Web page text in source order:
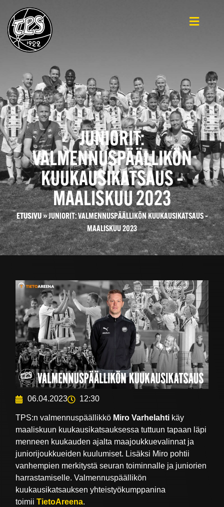
JUNIORIT:
VALMENNUSPÄÄLLIKÖN
KUUKAUSIKATSAUS –
MAALISKUU 2023
ETUSIVU»JUNIORIT: VALMENNUSPÄÄLLIKÖN KUUKAUSIKATSAUS –
MAALISKUU 2023
06.04.2023 12:30
TPS:n valmennuspäällikkö Miro Varhelahti käy
maaliskuun kuukausikatsauksessa tuttuun tapaan läpi
menneen kuukauden ajalta maajoukkuevalinnat ja
juniorijoukkueiden kuulumiset. Lisäksi Miro pohtii
vanhempien merkitystä seuran toiminnalle ja juniorien
harrastamiselle. Valmennuspäällikön
kuukausikatsauksen yhteistyökumppanina
toimiiTietoAreena.